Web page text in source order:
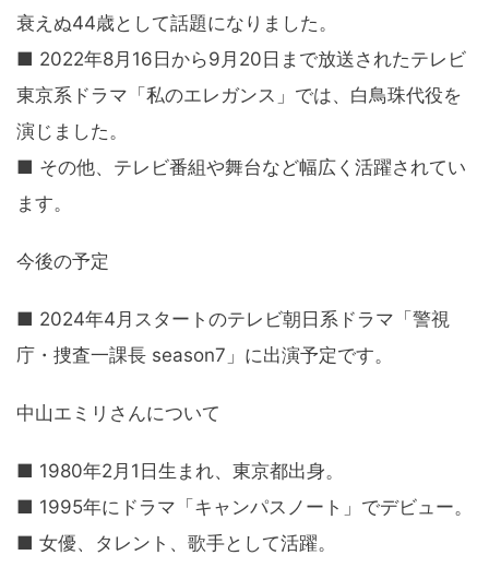
衰えぬ44歳として話題になりました。
■ 2022年8月16日から9月20日まで放送されたテレビ
東京系ドラマ「私のエレガンス」では、白鳥珠代役を
演じました。
■ その他、テレビ番組や舞台など幅広く活躍されてい
ます。
今後の予定
■ 2024年4月スタートのテレビ朝日系ドラマ「警視
庁・捜査一課長 season7」に出演予定です。
中山エミリさんについて
■ 1980年2月1日生まれ、東京都出身。
■ 1995年にドラマ「キャンパスノート」でデビュー。
■ 女優、タレント、歌手として活躍。